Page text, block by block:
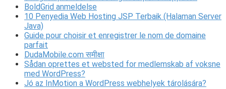
BoldGrid anmeldelse
10 Penyedia Web Hosting JSP Terbaik (Halaman Server
Java)
Guide pour choisir et enregistrer le nom de domaine
parfait
DudaMobile.com समीक्षा
Sådan oprettes et websted for medlemskab af voksne
med WordPress?
Jó az InMotion a WordPress webhelyek tárolására?